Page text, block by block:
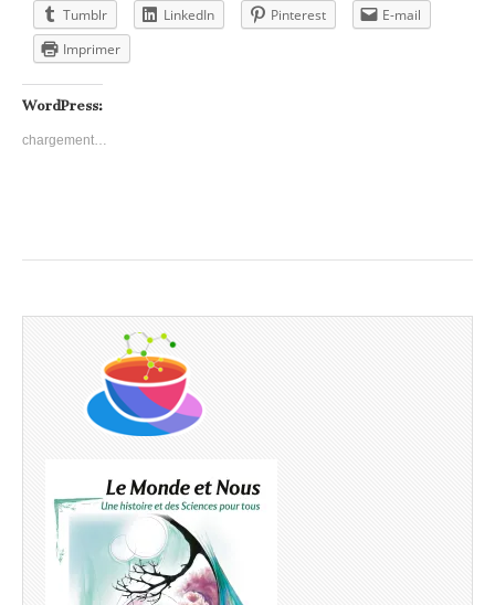
Tumblr
LinkedIn Pinterest
E-mail
Imprimer
WordPress:
chargement…